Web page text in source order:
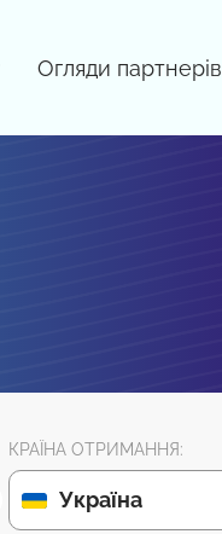
Огляди партнерів
КРАЇНА ОТРИМАННЯ:
Україна